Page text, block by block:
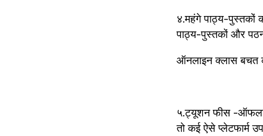
४.महंगे पाठ्य-पुस्तकों
पाठ्य-पुस्तकों और
ऑनलाइन क्लास बचत
५.ट्यूशन फीस -
तो क‌ई ऐसे प्लेटफार्म उपलब्ध है, जहां से मुफ्त में बेहतर शिक्षा लिया जा सकता है।कम फीस में शामिल गुणवत्तापूर्ण शिक्षा का